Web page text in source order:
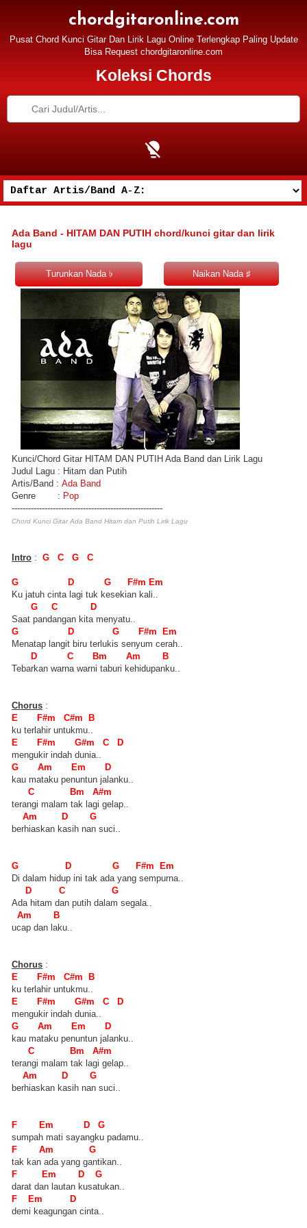
chordgitaronline.com
Pusat Chord Kunci Gitar Dan Lirik Lagu Online Terlengkap Paling Update
Bisa Request chordgitaronline.com
Koleksi Chords
Ada Band - HITAM DAN PUTIH chord/kunci gitar dan lirik
lagu
Kunci/Chord Gitar HITAM DAN PUTIH Ada Band dan Lirik Lagu
Judul Lagu : Hitam dan Putih
Artis/Band : Ada Band
Genre : Pop
-------------------------------------------------------
Chord Kunci Gitar Ada Band Hitam dan Putih Lirik Lagu
Intro : G C G C
G D G F#m Em
Ku jatuh cinta lagi tuk kesekian kali..
G C D
Saat pandangan kita menyatu..
G D G F#m Em
Menatap langit biru terlukis senyum cerah..
D C Bm Am B
Tebarkan warna warni taburi kehidupanku..
Chorus :
E F#m C#m B
ku terlahir untukmu..
E F#m G#m C D
mengukir indah dunia..
G Am Em D
kau mataku penuntun jalanku..
C Bm A#m
terangi malam tak lagi gelap..
Am D G
berhiaskan kasih nan suci..
G D G F#m Em
Di dalam hidup ini tak ada yang sempurna..
D C G
Ada hitam dan putih dalam segala..
Am B
ucap dan laku..
Chorus :
E F#m C#m B
ku terlahir untukmu..
E F#m G#m C D
mengukir indah dunia..
G Am Em D
kau mataku penuntun jalanku..
C Bm A#m
terangi malam tak lagi gelap..
Am D G
berhiaskan kasih nan suci..
F Em D G
sumpah mati sayangku padamu..
F Am G
tak kan ada yang gantikan..
F Em D G
darat dan lautan kusatukan..
F Em D
demi keagungan cinta..